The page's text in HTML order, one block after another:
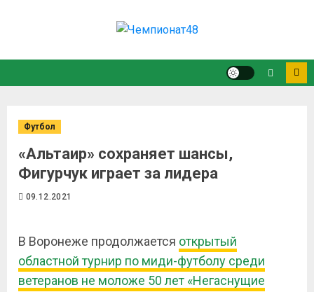
Футбол
«Альтаир» сохраняет шансы,
Фигурчук играет за лидера
09.12.2021
В Воронеже продолжается открытый
областной турнир по миди-футболу среди
ветеранов не моложе 50 лет «Негаснущие